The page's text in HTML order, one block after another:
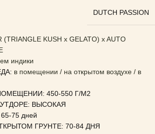
DUTCH PASSION
(TRIANGLE KUSH x GELATO) x AUTO
индики
в помещении / на открытом воздухе / в
450-550 Г/М2
ВЫСОКАЯ
75 дней
ГРУНТЕ: 70-84 ДНЯ